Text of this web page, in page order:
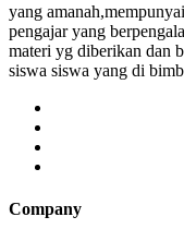
yang
pengajar yang
materi yg diberikan dan
siswa siswa yang di
Company